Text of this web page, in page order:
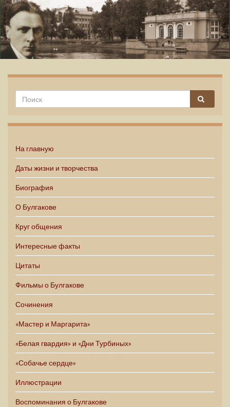
На главную
Даты жизни и творчества
Биография
О Булгакове
Круг общения
Интересные факты
Цитаты
Фильмы о Булгакове
Сочинения
«Мастер и Маргарита»
«Белая гвардия» и «Дни Турбиных»
«Собачье сердце»
Иллюстрации
Воспоминания о Булгакове